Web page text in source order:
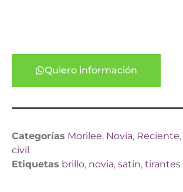
Quiero información
Categorías Morilee, Novia, Reciente,
civil
Etiquetas brillo, novia, satin, tirantes